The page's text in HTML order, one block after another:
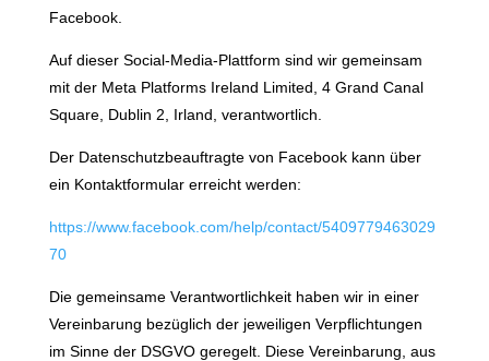
Facebook.
Auf dieser Social-Media-Plattform sind wir gemeinsam
mit der Meta Platforms Ireland Limited, 4 Grand Canal
Square, Dublin 2, Irland, verantwortlich.
Der Datenschutzbeauftragte von Facebook kann über
ein Kontaktformular erreicht werden:
https://www.facebook.com/help/contact/5409779463029
70
Die gemeinsame Verantwortlichkeit haben wir in einer
Vereinbarung bezüglich der jeweiligen Verpflichtungen
im Sinne der DSGVO geregelt. Diese Vereinbarung, aus